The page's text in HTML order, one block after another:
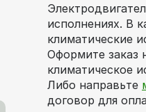
исполнениях. В
климатические
Оформите заказ
климатическое
Либо направьте
договор для